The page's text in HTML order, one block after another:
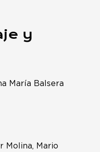
y
María Balsera
Molina, Mario